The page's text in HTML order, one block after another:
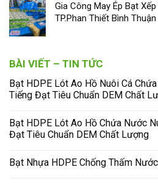
Gia Công May Ép Bạt
TP.Phan Thiết Bình Thuận
BÀI VIẾT – TIN TỨC
Bạt HDPE Lót Ao Hồ Nuôi Cá
Tiếng Đạt Tiêu Chuẩn DEM Chất
Bạt HDPE Lót Ao Hồ Chứa Nước
Đạt Tiêu Chuẩn DEM Chất Lượng
Bạt Nhựa HDPE Chống Thấm